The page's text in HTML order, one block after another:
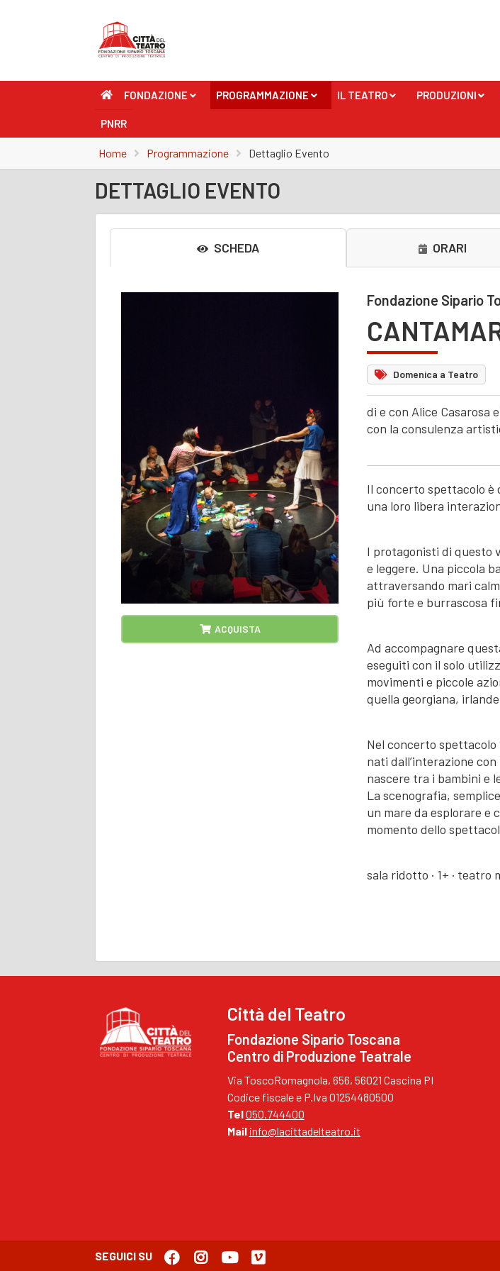
FONDAZIONE
+
PROGRAMMAZIONE IL TEATRO PRODUZIONI
PNRR
Home Programmazione Dettaglio Evento
DETTAGLIO EVENTO
SCHEDA ORARI
ACQUISTA
Fondazione Sipario
Domenica a Teatro
di e con Alice Casarosa
con la consulenza
Il concerto spettacolo è
una loro libera
I protagonisti di questo
e leggere. Una piccola
attraversando mari
più forte e burrascosa
Ad accompagnare
eseguiti con il solo
movimenti e piccole
quella georgiana,
Nel concerto spettacolo
nati dall’interazione
nascere tra i bambini e
La scenografia,
un mare da esplorare e
momento dello
sala ridotto · 1+ · teatro
Città del Teatro
Fondazione Sipario Toscana
Centro di Produzione Teatrale
Via ToscoRomagnola, 656, 56021 Cascina PI
Codice fiscale e P.Iva 01254480500
Tel050.744400
Mail info@lacittadelteatro.it
SEGUICI SU